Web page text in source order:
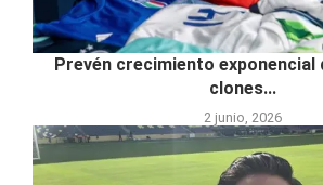
Prevén crecimiento exponencial
clones...
2 junio, 2026